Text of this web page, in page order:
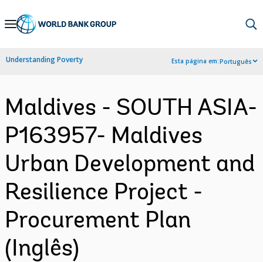
Skip
Navigation
Understanding Poverty Esta página em:Português
Maldives - SOUTH ASIA-
P163957- Maldives
Urban Development and
Resilience Project -
Procurement Plan
(Inglês)